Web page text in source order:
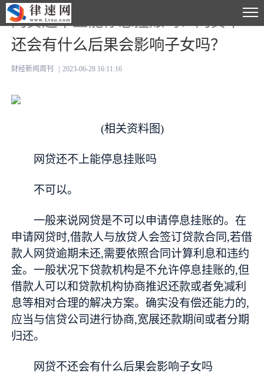
网贷还不上能停息挂账吗？网贷不
还会有什么后果会影响子女吗？
财经新闻周刊 2023-06-28 16:11:16
(相关资料图)
网贷还不上能停息挂账吗
不可以。
一般来说网贷是不可以申请停息挂账的。在
申请网贷时,借款人与放贷人会签订贷款合同,若借
款人网贷逾期未还,需要依照合同计算利息和违约
金。一般状况下贷款机构是不允许停息挂账的,但
借款人可以和贷款机构协商推迟还款或者免减利
息等相对合理的解决方案。确实没有偿还能力的,
应当与信贷公司进行协商,宽展还款期间或者分期
归还。
网贷不还会有什么后果会影响子女吗